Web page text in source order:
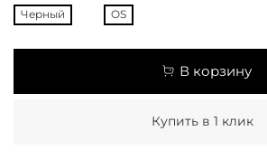
Черный OS
В корзину
Купить в 1 клик